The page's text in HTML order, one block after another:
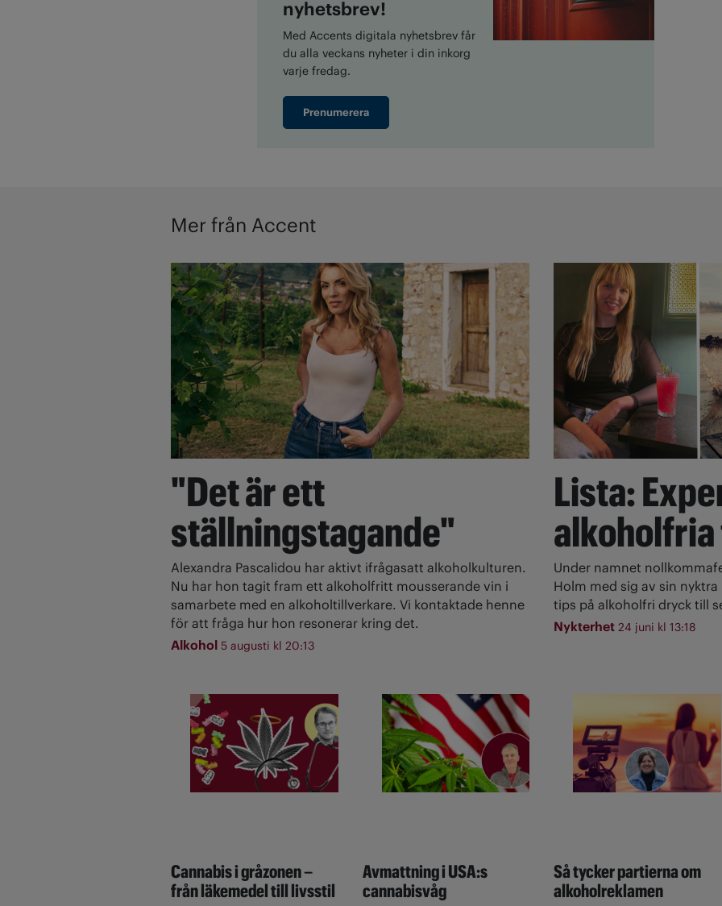
nyhetsbrev!
Med Accents digitala nyhetsbrev får
du alla veckans nyheter i din inkorg
varje fredag.
Prenumerera
Mer från Accent
"Det är ett
ställningstagande"
Alexandra Pascalidou har aktivt ifrågasatt alkoholkulturen.
Nu har hon tagit fram ett alkoholfritt mousserande vin i
samarbete med en alkoholtillverkare. Vi kontaktade henne
för att fråga hur hon resonerar kring det.
Alkohol 5 augusti kl 20:13
Cannabis i gråzonen –
från läkemedel till livsstil
Avmattning i USA:s
cannabisvåg
Lista:
Under namnet
Holm med sig av sin
tips på alkoholfri dryck till
Nykterhet 24 juni kl 13:18
Så tycker partierna om
alkoholreklamen